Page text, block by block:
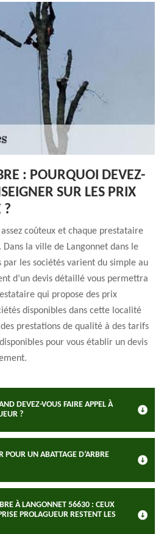
: POURQUOI DEVEZ-
SUR LES PRIX
?
assez coûteux et chaque prestataire
la ville de Langonnet dans le
par les sociétés varient du simple au
d’un devis détaillé vous permettra
qui propose des prix
disponibles dans cette localité
prestations de qualité à des tarifs
pour vous établir un devis
DEVEZ-VOUS FAIRE APPEL À
?
POUR UN ABATTAGE D’ARBRE
À LANGONNET 56630 : CEUX
PROLAGUEUR RESTENT LES